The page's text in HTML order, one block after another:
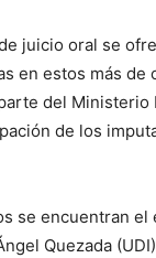
juicio oral se
en estos más de
del Ministerio
de los
se encuentran el
Quezada